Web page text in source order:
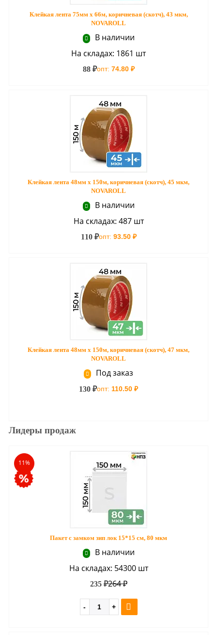
Клейкая лента 75мм х 66м, коричневая (скотч), 43 мкм,
NOVAROLL
В наличии
На складах: 1861 шт
88 ₽опт: 74.80 ₽
Клейкая лента 48мм х 150м, коричневая (скотч), 45 мкм,
NOVAROLL
В наличии
На складах: 487 шт
110 ₽опт: 93.50 ₽
Клейкая лента 48мм х 150м, коричневая (скотч), 47 мкм,
NOVAROLL
Под заказ
130 ₽опт: 110.50 ₽
Лидеры продаж
11%
Пакет с замком зип лок 15*15 см, 80 мкм
В наличии
На складах: 54300 шт
264 ₽
235 ₽